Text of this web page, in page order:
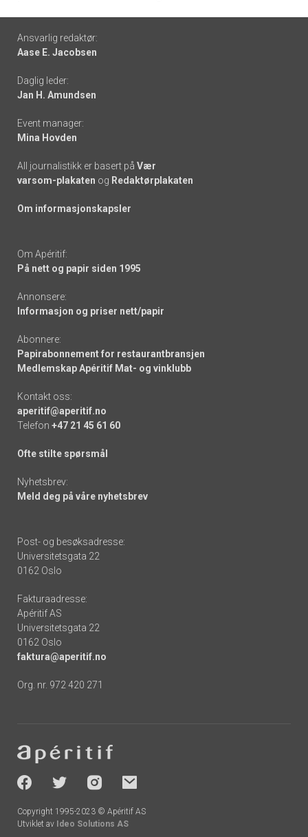
Footer
-
links
Ansvarlig redaktør:
Aase E. Jacobsen
Daglig leder:
Jan H. Amundsen
Event manager:
Mina Hovden
All journalistikk er basert på Vær
varsom-plakaten og Redaktørplakaten
Om informasjonskapsler
Om Apéritif:
På nett og papir siden 1995
Annonsere:
Informasjon og priser nett/papir
Abonnere:
Papirabonnement for restaurantbransjen
Medlemskap Apéritif Mat- og vinklubb
Kontakt oss:
aperitif@aperitif.no
Telefon +47 21 45 61 60
Ofte stilte spørsmål
Nyhetsbrev:
Meld deg på våre nyhetsbrev
Post- og besøksadresse:
Universitetsgata 22
0162 Oslo
Fakturaadresse:
Apéritif AS
Universitetsgata 22
0162 Oslo
faktura@aperitif.no
Org. nr. 972 420 271
-
socials
Copyright 1995-2023 © Apéritif AS
Utviklet av Ideo Solutions AS